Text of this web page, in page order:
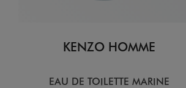
KENZO HOMME
EAU DE TOILETTE MARINE